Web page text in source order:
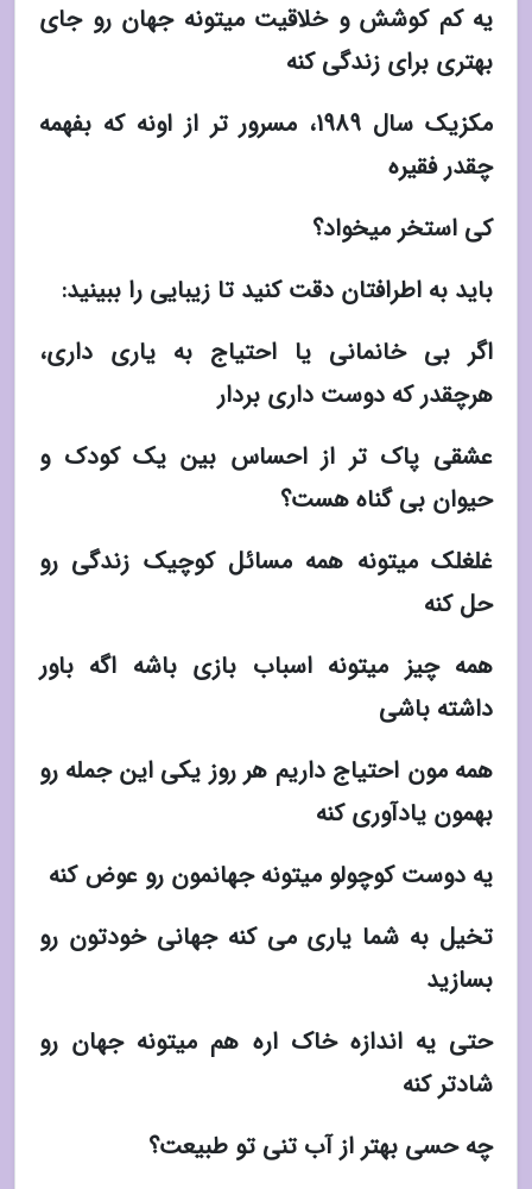
یه کم کوشش و خلاقیت میتونه جهان رو جای
بهتری برای زندگی کنه
مکزیک سال 1989، مسرور تر از اونه که بفهمه
چقدر فقیره
کی استخر میخواد؟
باید به اطرافتان دقت کنید تا زیبایی را ببینید:
اگر بی خانمانی یا احتیاج به یاری داری،
هرچقدر که دوست داری بردار
عشقی پاک تر از احساس بین یک کودک و
حیوان بی گناه هست؟
غلغلک میتونه همه مسائل کوچیک زندگی رو
حل کنه
همه چیز میتونه اسباب بازی باشه اگه باور
داشته باشی
همه مون احتیاج داریم هر روز یکی این جمله رو
بهمون یادآوری کنه
یه دوست کوچولو میتونه جهانمون رو عوض کنه
تخیل به شما یاری می کنه جهانی خودتون رو
بسازید
حتی یه اندازه خاک اره هم میتونه جهان رو
شادتر کنه
چه حسی بهتر از آب تنی تو طبیعت؟